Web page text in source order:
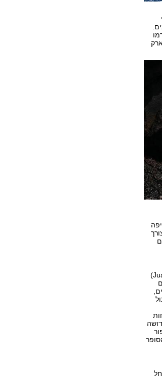
קוקוס התגלה בשנת 1526 על ידי הספן הספרדי חואן קבסאס (Juan de Cabezas)